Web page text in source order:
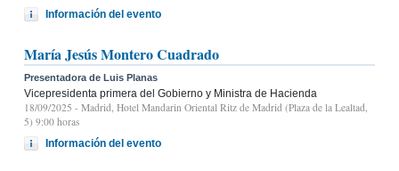
Información del evento
María Jesús Montero Cuadrado
Presentadora de Luis Planas
Vicepresidenta primera del Gobierno y Ministra de Hacienda
18/09/2025 - Madrid, Hotel Mandarin Oriental Ritz de Madrid (Plaza de la Lealtad,
5) 9:00 horas
Información del evento